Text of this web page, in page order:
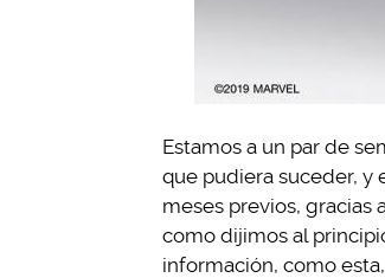
Estamos a un par de
que pudiera suceder, y
meses previos, gracias
como dijimos al
información, como